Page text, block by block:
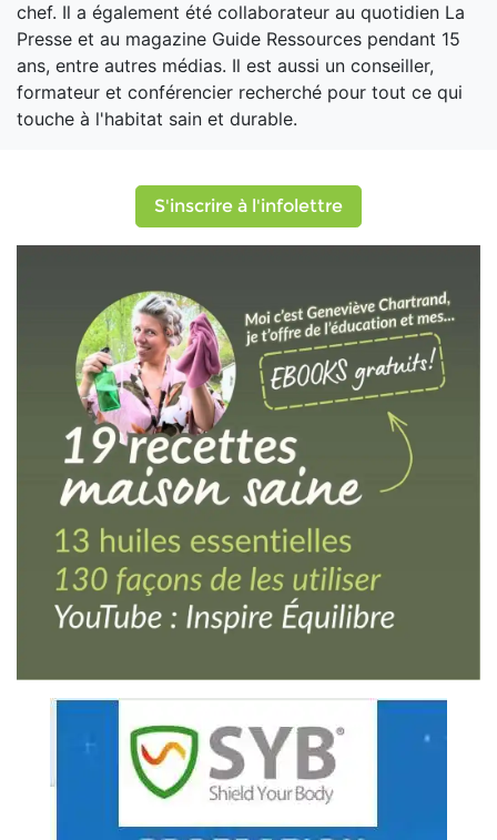
chef. Il a également été collaborateur au quotidien La
Presse et au magazine Guide Ressources pendant 15
ans, entre autres médias. Il est aussi un conseiller,
formateur et conférencier recherché pour tout ce qui
touche à l'habitat sain et durable.
S'inscrire à l'infolettre